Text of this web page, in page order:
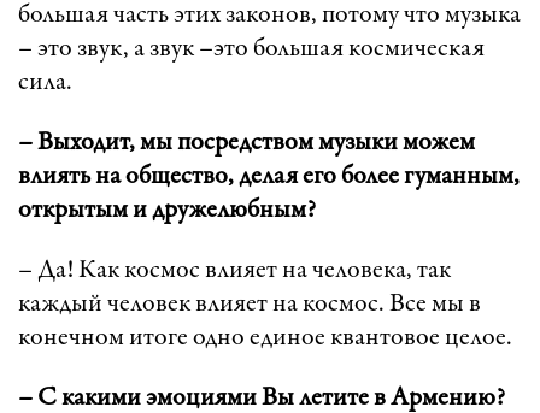
большая часть этих законов, потому что музыка
– это звук, а звук –это большая космическая
сила.
– Выходит, мы посредством музыки можем
влиять на общество, делая его более гуманным,
открытым и дружелюбным?
– Да! Как космос влияет на человека, так
каждый человек влияет на космос. Все мы в
конечном итоге одно единое квантовое целое.
– С какими эмоциями Вы летите в Армению?